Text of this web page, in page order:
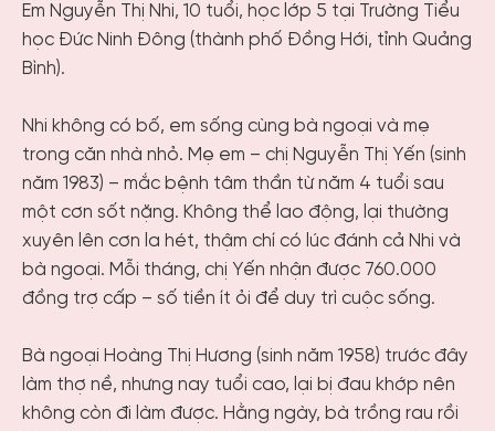
Em Nguyễn Thị Nhi, 10 tuổi, học lớp 5 tại Trường Tiểu
học Đức Ninh Đông (thành phố Đồng Hới, tỉnh Quảng
Bình).
Nhi không có bố, em sống cùng bà ngoại và mẹ
trong căn nhà nhỏ. Mẹ em – chị Nguyễn Thị Yến (sinh
năm 1983) – mắc bệnh tâm thần từ năm 4 tuổi sau
một cơn sốt nặng. Không thể lao động, lại thường
xuyên lên cơn la hét, thậm chí có lúc đánh cả Nhi và
bà ngoại. Mỗi tháng, chị Yến nhận được 760.000
đồng trợ cấp – số tiền ít ỏi để duy trì cuộc sống.
Bà ngoại Hoàng Thị Hương (sinh năm 1958) trước đây
làm thợ nề, nhưng nay tuổi cao, lại bị đau khớp nên
không còn đi làm được. Hằng ngày, bà trồng rau rồi